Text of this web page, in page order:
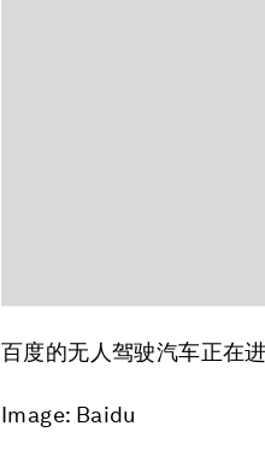
百度的无人驾驶汽车正在进
Image: Baidu